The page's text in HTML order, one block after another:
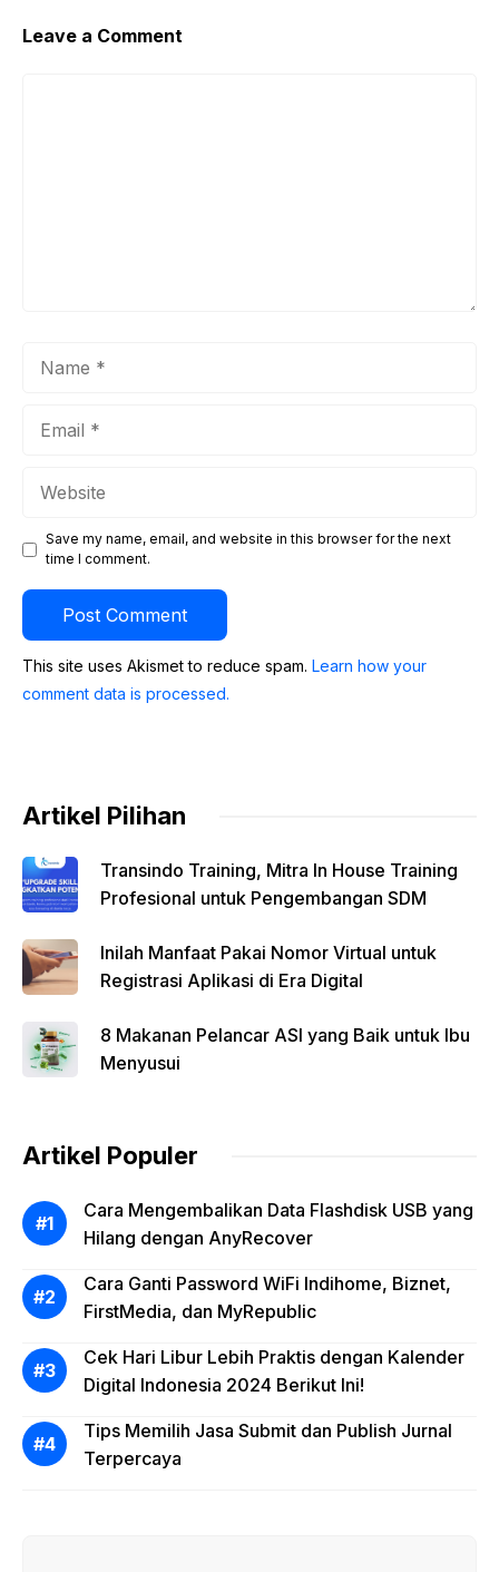
Leave a Comment
Save my name, email, and website in this browser for the next
time I comment.
This site uses Akismet to reduce spam. Learn how your
comment data is processed.
Artikel Pilihan
Transindo Training, Mitra In House Training
Profesional untuk Pengembangan SDM
Inilah Manfaat Pakai Nomor Virtual untuk
Registrasi Aplikasi di Era Digital
8 Makanan Pelancar ASI yang Baik untuk Ibu
Menyusui
Artikel Populer
Cara Mengembalikan Data Flashdisk USB yang
Hilang dengan AnyRecover
Cara Ganti Password WiFi Indihome, Biznet,
FirstMedia, dan MyRepublic
Cek Hari Libur Lebih Praktis dengan Kalender
Digital Indonesia 2024 Berikut Ini!
Tips Memilih Jasa Submit dan Publish Jurnal
Terpercaya